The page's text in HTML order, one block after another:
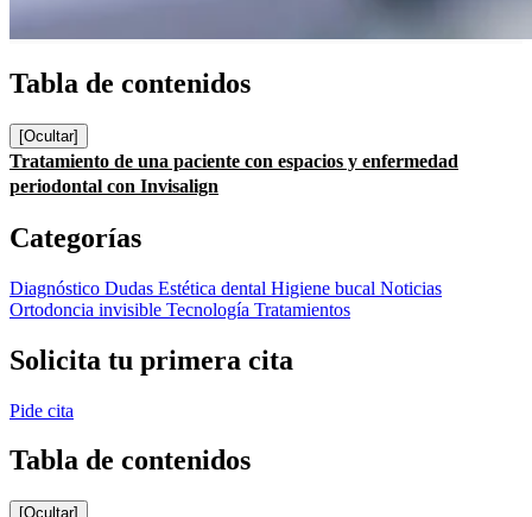
Tabla de contenidos
[Ocultar]
Tratamiento de una paciente con espacios y enfermedad
periodontal con Invisalign
Categorías
Diagnóstico Dudas Estética dental Higiene bucal Noticias
Ortodoncia invisible Tecnología Tratamientos
Solicita tu primera cita
Pide cita
Tabla de contenidos
[Ocultar]